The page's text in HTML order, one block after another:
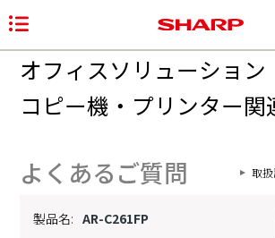
オフィスソリューション
コピー機・プリンター関
よくあるご質問 取
製品名: AR-C261FP